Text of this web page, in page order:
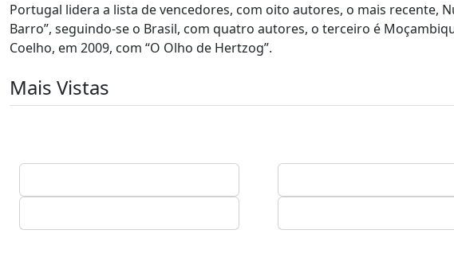
Portugal lidera a lista de vencedores, com oito autores, o mais recente,
Barro”, seguindo-se o Brasil, com quatro autores, o terceiro é
Coelho, em 2009, com “O Olho de Hertzog”.
Mais Vistas